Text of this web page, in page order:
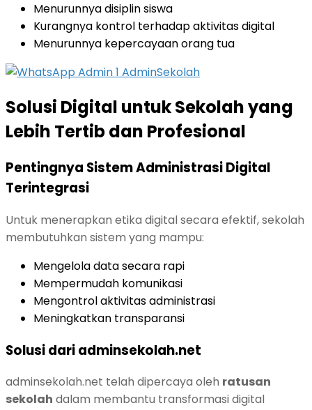
Menurunnya disiplin siswa
Kurangnya kontrol terhadap aktivitas digital
Menurunnya kepercayaan orang tua
Solusi Digital untuk Sekolah yang
Lebih Tertib dan Profesional
Pentingnya Sistem Administrasi Digital
Terintegrasi
Untuk menerapkan etika digital secara efektif, sekolah
membutuhkan sistem yang mampu:
Mengelola data secara rapi
Mempermudah komunikasi
Mengontrol aktivitas administrasi
Meningkatkan transparansi
Solusi dari adminsekolah.net
adminsekolah.net telah dipercaya oleh ratusan
sekolah dalam membantu transformasi digital